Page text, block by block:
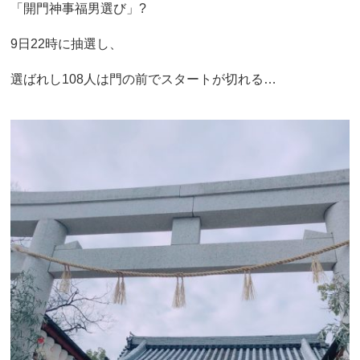
「開門神事福男選び」?
9日22時に抽選し、
選ばれし108人は門の前でスタートが切れる…